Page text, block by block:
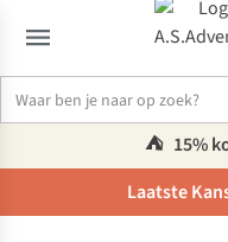
⛺️ 15%
Laatste